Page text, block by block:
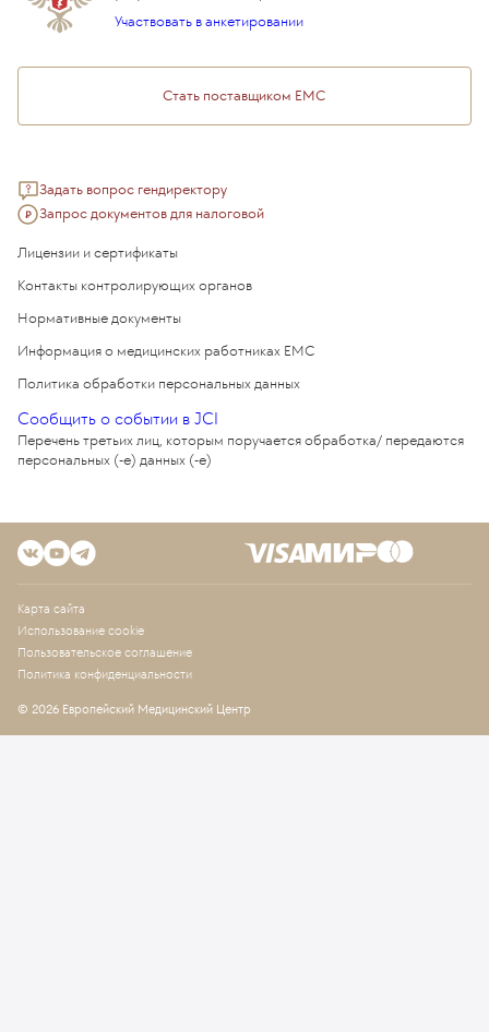
Подарочный сертификат EMC
Стать поставщиком ЕМС
Задать вопрос гендиректору
Запрос документов для налоговой
Участвовать в анкетировании
Лицензии и сертификаты
Контакты контролирующих органов
Нормативные документы
Информация о медицинских работниках EMC
Политика обработки персональных данных
Сообщить о событии в JCI
Перечень третьих лиц, которым поручается обработка/ передаются
персональных (-е) данных (-е)
Карта сайта
Использование cookie
Пользовательское соглашение
Политика конфиденциальности
© 2026 Европейский Медицинский Центр